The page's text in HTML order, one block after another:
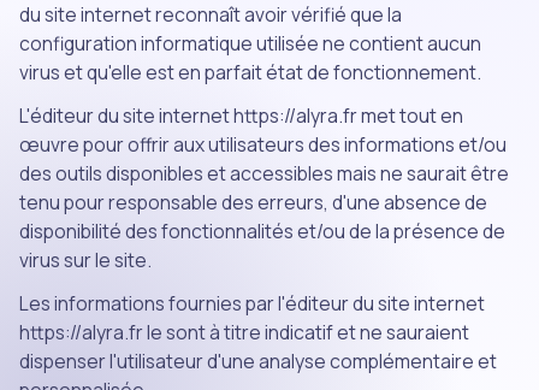
du site internet reconnaît avoir vérifié que la
configuration informatique utilisée ne contient aucun
virus et qu'elle est en parfait état de fonctionnement.
L'éditeur du site internet https://alyra.fr met tout en
œuvre pour offrir aux utilisateurs des informations et/ou
des outils disponibles et accessibles mais ne saurait être
tenu pour responsable des erreurs, d'une absence de
disponibilité des fonctionnalités et/ou de la présence de
virus sur le site.
Les informations fournies par l'éditeur du site internet
https://alyra.fr le sont à titre indicatif et ne sauraient
dispenser l'utilisateur d'une analyse complémentaire et